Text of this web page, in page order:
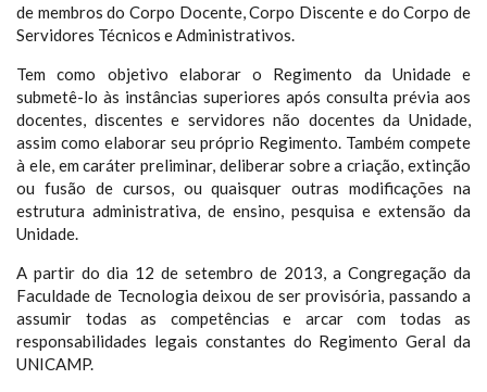
de membros do Corpo Docente, Corpo Discente e do Corpo de
Servidores Técnicos e Administrativos.
Tem como objetivo elaborar o Regimento da Unidade e
submetê-lo às instâncias superiores após consulta prévia aos
docentes, discentes e servidores não docentes da Unidade,
assim como elaborar seu próprio Regimento. Também compete
à ele, em caráter preliminar, deliberar sobre a criação, extinção
ou fusão de cursos, ou quaisquer outras modificações na
estrutura administrativa, de ensino, pesquisa e extensão da
Unidade.
A partir do dia 12 de setembro de 2013, a Congregação da
Faculdade de Tecnologia deixou de ser provisória, passando a
assumir todas as competências e arcar com todas as
responsabilidades legais constantes do Regimento Geral da
UNICAMP.